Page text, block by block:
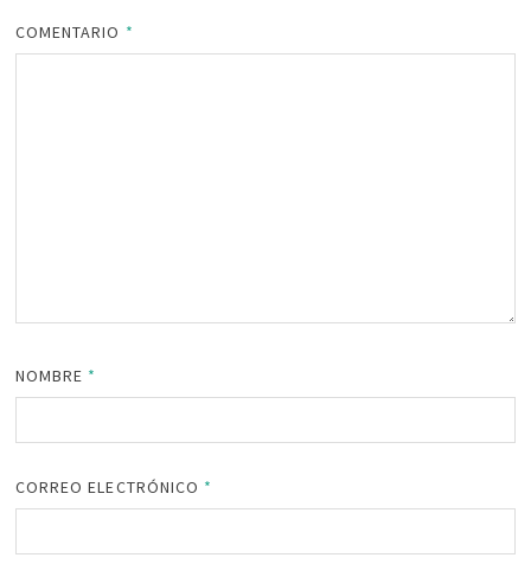
COMENTARIO *
NOMBRE *
CORREO ELECTRÓNICO *